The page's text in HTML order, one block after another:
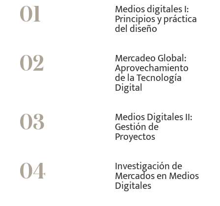
01 Medios digitales I:
Principios y práctica
del diseño
02 Mercadeo Global:
Aprovechamiento
de la Tecnología
Digital
03 Medios Digitales II:
Gestión de
Proyectos
04 Investigación de
Mercados en Medios
Digitales